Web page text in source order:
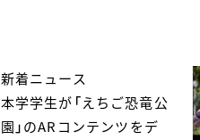
新着ニュース
本学学生が「えちご恐竜公
園」のARコンテンツをデ